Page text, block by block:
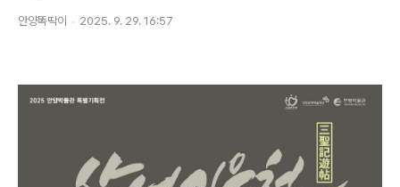
안양똑딱이 2025. 9. 29. 16:57